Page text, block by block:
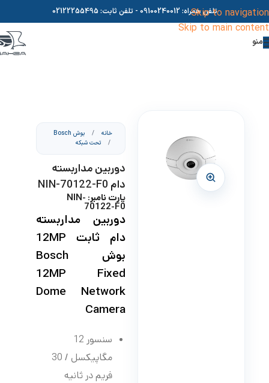
Skip to navigation
Skip to main content
تلفن همراه: 09100240012 - تلفن ثابت: 02122255495
منو
خانه /
بوش Bosch
/
تحت شبکه
دوربین مداربسته
دام NIN-70122-F0
پارت نامبر: NIN-
70122-F0
دوربین مداربسته
دام ثابت 12MP
بوش Bosch
12MP Fixed
Dome Network
Camera
سنسور 12
مگاپیکسل / 30
فریم در ثانیه